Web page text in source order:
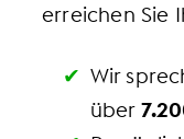
erreichen Sie
Wir
über